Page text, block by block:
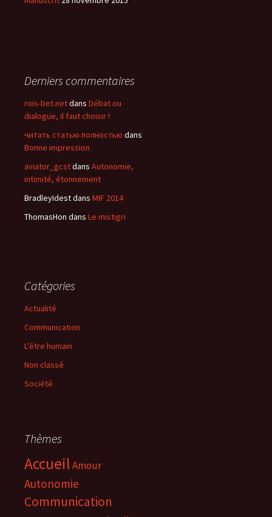
Derniers commentaires
rois-bet.netdans Débat ou
dialogue, il faut choisir !
читать статью полностью dans
Bonne impression
aviator_gcstdans Autonomie,
intimité, étonnement
BradleyIdestdans MIF 2014
ThomasHon dans Le mistigri
Catégories
Actualité
Communication
L'être humain
Non classé
Société
Thèmes
AccueilAmour
Autonomie
Communication